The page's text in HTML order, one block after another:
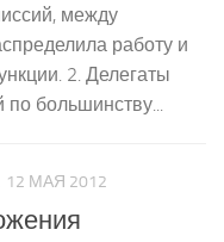
между
работу и
2. Делегаты
большинству...
12 МАЯ 2012